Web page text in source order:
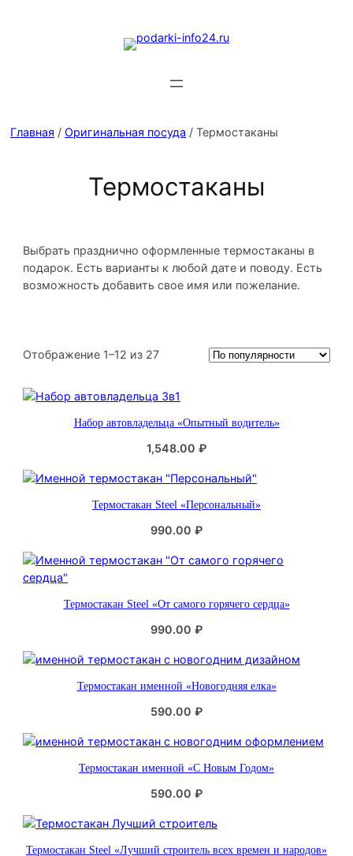
Главная / Оригинальная посуда / Термостаканы
Термостаканы
Выбрать празднично оформленные термостаканы в
подарок. Есть варианты к любой дате и поводу. Есть
возможность добавить свое имя или пожелание.
Отображение 1–12 из 27С
т
и
в
а
:
о
п
у
я
р
о
и
Набор автовладельца «Опытный водитель»
1,548.00 ₽
Термостакан Steel «Персональный»
990.00 ₽
Термостакан Steel «От самого горячего сердца»
990.00 ₽
Термостакан именной «Новогодняя елка»
590.00 ₽
Термостакан именной «С Новым Годом»
590.00 ₽
Термостакан Steel «Лучший строитель всех времен и народов»